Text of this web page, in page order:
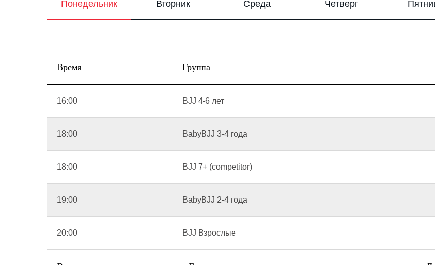
Понедельник Вторник Среда Четверг
Время Группа
16:00 BJJ 4-6 лет
18:00 BabyBJJ 3-4 года
18:00 BJJ 7+ (competitor)
19:00 BabyBJJ 2-4 года
20:00 BJJ Взрослые